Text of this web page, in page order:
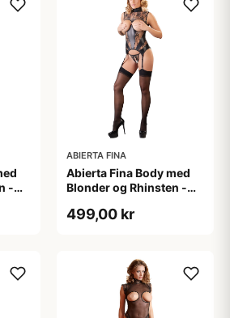
-
ABIERTA FINA
Abierta Fina Body med
Blonder og Rhinsten -
499,00 kr